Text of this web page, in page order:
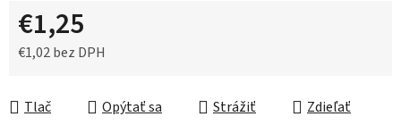
€1,25
€1,02 bez DPH
Tlač
Opýtať sa Strážiť Zdieľať